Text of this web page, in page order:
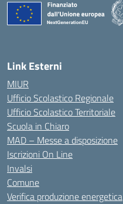
Link Esterni
MIUR
Ufficio Scolastico Regionale
Ufficio Scolastico Territoriale
Scuola in Chiaro
MAD – Messe a disposizione
Iscrizioni On Line
Invalsi
Comune
Verifica produzione energetica